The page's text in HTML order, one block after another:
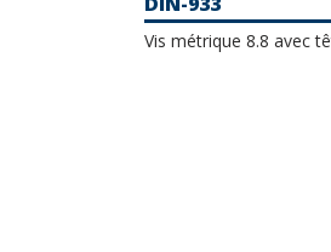
Vis métrique 8.8 avec